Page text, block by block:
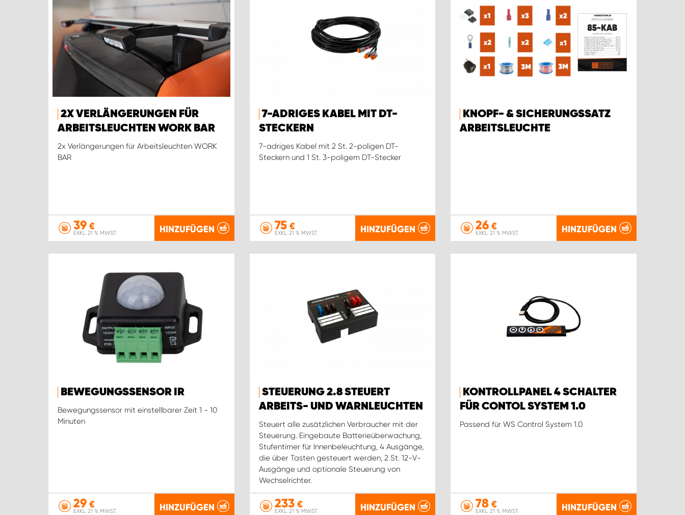
2X VERLÄNGERUNGEN FÜR
ARBEITSLEUCHTEN WORK BAR
2x Verlängerungen für Arbeitsleuchten WORK
BAR
39 €
EXKL. 21 % MWST. HINZUFÜGEN
7-ADRIGES KABEL MIT DT-
STECKERN
7-adriges Kabel mit 2 St. 2-poligen DT-
Steckern und 1 St. 3-poligem DT-Stecker
75€
EXKL. 21 % MWST. HINZUFÜGEN
KNOPF- & SICHERUNGSSATZ
ARBEITSLEUCHTE
26 €
EXKL. 21 % MWST. HINZUFÜGEN
BEWEGUNGSSENSOR IR
Bewegungssensor mit einstellbarer Zeit 1 - 10
Minuten
29 €
EXKL. 21 % MWST. HINZUFÜGEN
STEUERUNG 2.8 STEUERT
ARBEITS- UND WARNLEUCHTEN
Steuert alle zusätzlichen Verbraucher mit der
Steuerung. Eingebaute Batterieüberwachung,
Stufentimer für Innenbeleuchtung, 4 Ausgänge,
die über Tasten gesteuert werden, 2 St. 12-V-
Ausgänge und optionale Steuerung von
Wechselrichter.
233€
EXKL. 21 % MWST. HINZUFÜGEN
KONTROLLPANEL 4 SCHALTER
FÜR CONTOL SYSTEM 1.0
Passend für WS Control System 1.0
78 €
EXKL. 21 % MWST. HINZUFÜGEN